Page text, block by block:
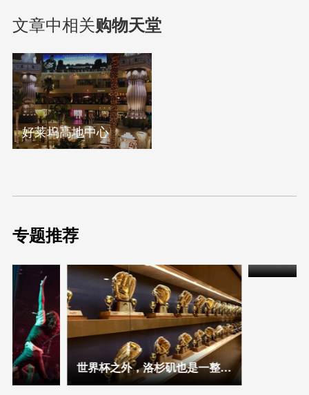
文章中相关购物天堂
好莱坞高地中心
专题推荐
世界杯之外，洛杉矶也是一整座“运动场”